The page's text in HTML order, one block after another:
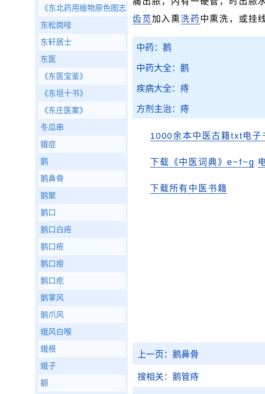
齿苋 加入熏 洗药 中熏洗，或挂
中药：鹅
中药大全：鹅
疾病大全：痔
方剂主治：痔
1000余本中医古籍txt电子
下载《中医词典》e~f~g
下载所有中医书籍
上一页： 鹅鼻骨
搜相关： 鹅管痔
《东北药用植物原色图志》
东松岗哇
东轩居士
东医
《东医宝鉴》
《东垣十书》
《东庄医案》
冬瓜串
娥症
鹅
鹅鼻骨
鹅聚
鹅口
鹅口白疮
鹅口疮
鹅口疳
鹅口疙
鹅掌风
鹅爪风
蛾风白喉
蛾根
蛾子
额